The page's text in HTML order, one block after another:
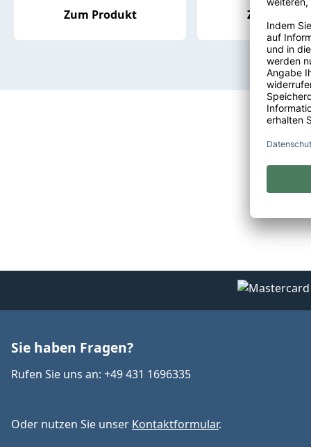
Zum Produkt Zum
Sie haben Fragen?
Rufen Sie uns an: +49 431 1696335
Oder nutzen Sie unser Kontaktformular.